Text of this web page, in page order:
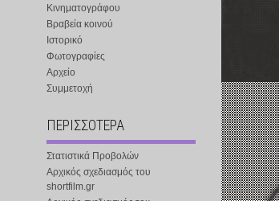
Κινηματογράφου
Βραβεία κοινού
Ιστορικό
Φωτογραφίες
Αρχείο
Συμμετοχή
ΠΕΡΙΣΣΟΤΕΡΑ
Στατιστικά Προβολών
Αρχικός σχεδιασμός του
shortfilm.gr